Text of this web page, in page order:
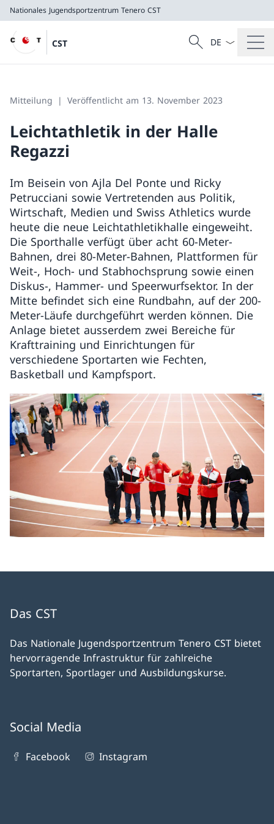
Nationales Jugendsportzentrum Tenero CST
CST
CST
Suche
Suche
Sprach
Mitteilung Veröffentlicht am 13. November 2023
Leichtathletik in der Halle
Regazzi
Im Beisein von Ajla Del Ponte und Ricky
Petrucciani sowie Vertretenden aus Politik,
Wirtschaft, Medien und Swiss Athletics wurde
heute die neue Leichtathletikhalle eingeweiht.
Die Sporthalle verfügt über acht 60-Meter-
Bahnen, drei 80-Meter-Bahnen, Plattformen für
Weit-, Hoch- und Stabhochsprung sowie einen
Diskus-, Hammer- und Speerwurfsektor. In der
Mitte befindet sich eine Rundbahn, auf der 200-
Meter-Läufe durchgeführt werden können. Die
Anlage bietet ausserdem zwei Bereiche für
Krafttraining und Einrichtungen für
verschiedene Sportarten wie Fechten,
Basketball und Kampfsport.
Das CST
Das Nationale Jugendsportzentrum Tenero CST bietet
hervorragende Infrastruktur für zahlreiche
Sportarten, Sportlager und Ausbildungskurse.
Social Media
Facebook Instagram